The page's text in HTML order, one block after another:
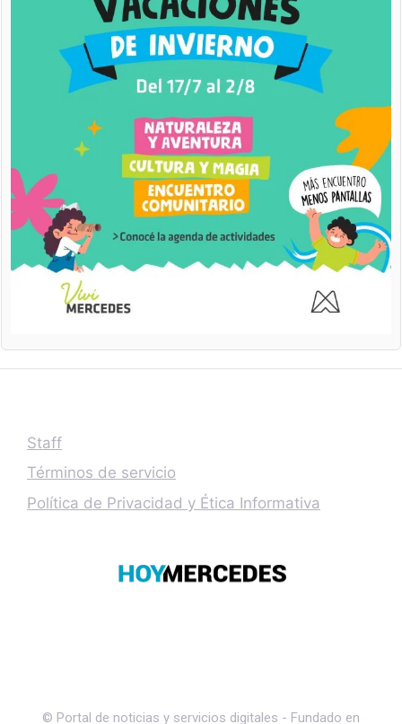
Staff
Términos de servicio
Política de Privacidad y Ética Informativa
© Portal de noticias y servicios digitales - Fundado en